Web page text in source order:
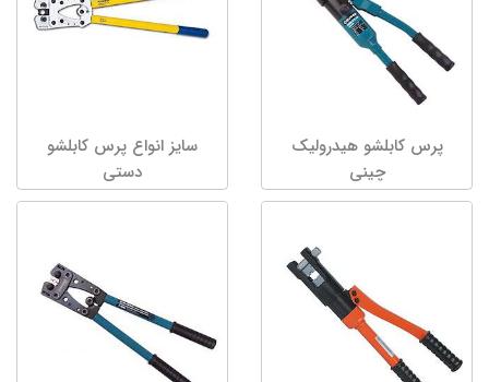
پرس کابلشو هیدرولیک
چینی
سایز انواع پرس کابلشو
دستی